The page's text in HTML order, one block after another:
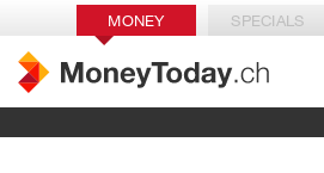
MONEY SPECIALS